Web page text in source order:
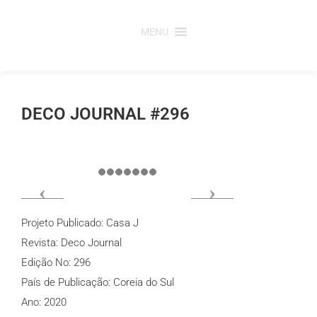
MENU
DECO JOURNAL #296
Projeto Publicado: Casa J
Revista: Deco Journal
Edição No: 296
País de Publicação: Coreia do Sul
Ano: 2020